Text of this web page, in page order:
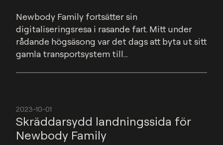
Newbody Family fortsätter sin
digitaliseringsresa i rasande fart. Mitt under
rådande högsäsong var det dags att byta ut sitt
gamla transportsystem till...
2023-10-01
Skräddarsydd landningssida för
Newbody Family